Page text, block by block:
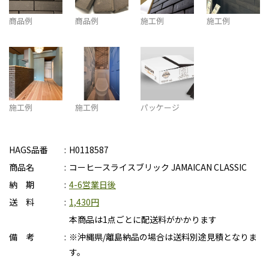
商品例 商品例 施工例 施工例
施工例 施工例 パッケージ
HAGS品番
H0118587
商品名
コーヒースライスブリック JAMAICAN CLASSIC
納 期
4-6営業日後
送 料
1,430円
本商品は1点ごとに配送料がかかります
備 考
※沖縄県/離島納品の場合は送料別途見積となりま
す。